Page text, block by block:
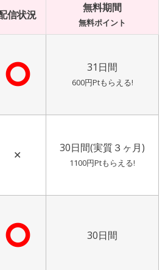
信状況
無料期間
無料ポイント
⭘ 31日間
600円Ptもらえる!
✕
30日間(実質３ヶ月)
1100円Ptもらえる!
⭘ 30日間